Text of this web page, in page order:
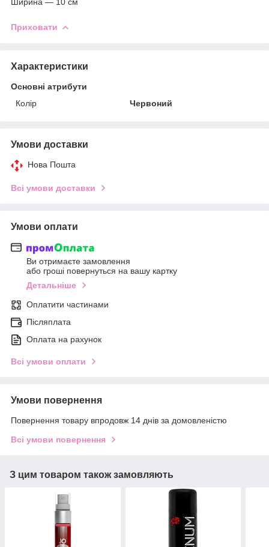
Приховати
Характеристики
Основні атрибути
Колір
Червоний
Умови доставки
Нова Пошта
Всі умови доставки
Умови оплати
Ви отримаєте замовлення
або гроші повернуться на вашу картку
Детальніше
Оплатити частинами
Післяплата
Оплата на рахунок
Всі умови оплати
Умови повернення
Повернення товару впродовж 14 днів за домовленістю
Всі умови повернення
З цим товаром також замовляють